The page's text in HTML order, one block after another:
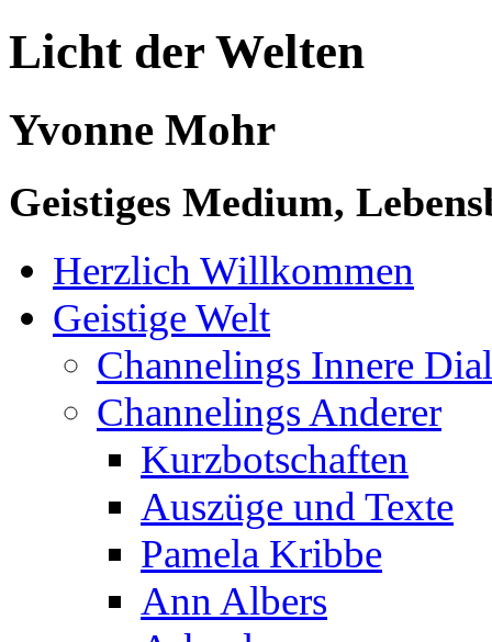
Licht der Welten
Yvonne Mohr
Geistiges Medium,
Herzlich Willkommen
Geistige Welt
Channelings Innere
Channelings Anderer
Kurzbotschaften
Auszüge und Texte
Pamela Kribbe
Ann Albers